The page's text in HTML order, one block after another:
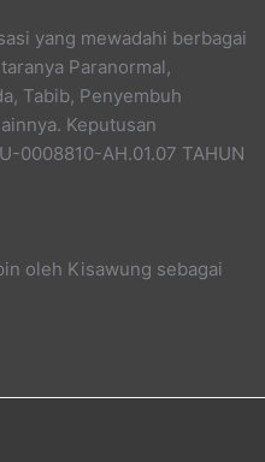
yang mewadahi berbagai
Paranormal,
Tabib, Penyembuh
Keputusan
0008810-AH.01.07 TAHUN
oleh Kisawung sebagai